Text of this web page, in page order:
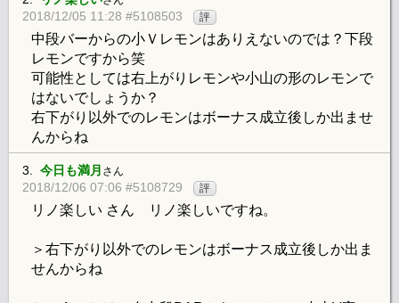
2018/12/05 11:28 #5108503 評
中段バーからの小Ｖレモンはありえないのでは？下段
レモンですから笑
可能性としては右上がりレモンや小山の形のレモンで
はないでしょうか？
右下がり以外でのレモンはボーナス成立後しか出ませ
んからね
3. 今日も満月 さん
2018/12/06 07:06 #5108729 評
リノ楽しい さん リノ楽しいですね。
＞右下がり以外でのレモンはボーナス成立後しか出ま
せんからね